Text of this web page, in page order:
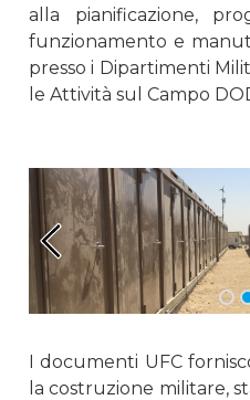
alla pianificazione,
funzionamento e
presso i Dipartimenti
le Attività sul Campo
I documenti UFC
la costruzione militare,